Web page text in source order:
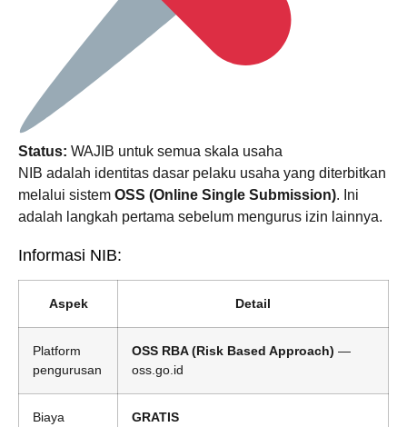
Status: WAJIB untuk semua skala usaha
NIB adalah identitas dasar pelaku usaha yang diterbitkan
melalui sistem OSS (Online Single Submission). Ini
adalah langkah pertama sebelum mengurus izin lainnya.
Informasi NIB:
Aspek Detail
Platform
pengurusan
OSS RBA (Risk Based Approach) —
oss.go.id
Biaya GRATIS